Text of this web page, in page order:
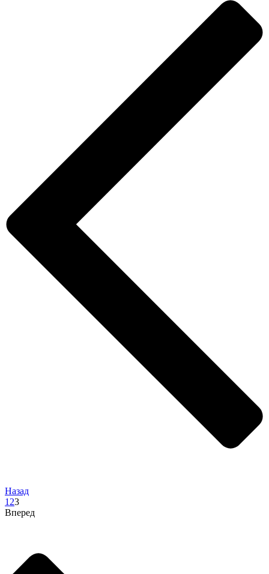
Назад
1 23
Вперед